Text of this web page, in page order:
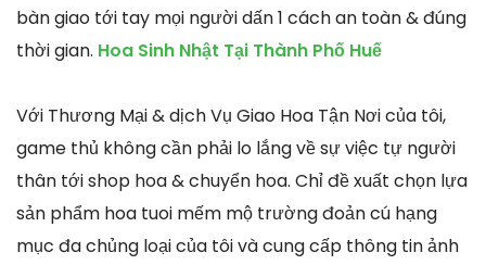
bàn giao tới tay mọi người dấn 1 cách an toàn & đúng
thời gian. Hoa Sinh Nhật Tại Thành Phố Huế
Với Thương Mại & dịch Vụ Giao Hoa Tận Nơi của tôi,
game thủ không cần phải lo lắng về sự việc tự người
thân tới shop hoa & chuyển hoa. Chỉ đề xuất chọn lựa
sản phẩm hoa tuoi mếm mộ trường đoản cú hạng
mục đa chủng loại của tôi và cung cấp thông tin ảnh